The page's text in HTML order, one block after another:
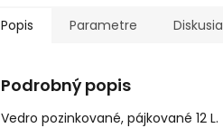
Popis Parametre Diskusia
Podrobný popis
Vedro pozinkované, pájkované 12 L.